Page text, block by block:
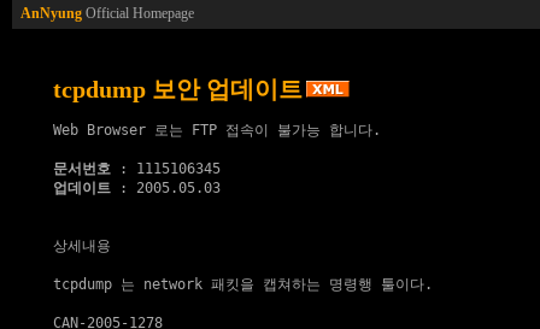
AnNyung Official Homepage
tcpdump 보안 업데이트
Web Browser 로는 FTP 접속이 불가능 합니다.
문서번호
업데이트 : 2005.05.03
상세내용
tcpdump 는 network 패킷을 캡쳐하는 명령행 툴이다.
CAN-2005-1278